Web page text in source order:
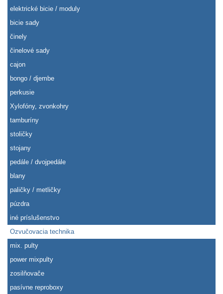
elektrické bicie / moduly
bicie sady
činely
činelové sady
cajon
bongo / djembe
perkusie
Xylofóny, zvonkohry
tamburíny
stoličky
stojany
pedále / dvojpedále
blany
paličky / metličky
púzdra
iné príslušenstvo
Ozvučovacia technika
mix. pulty
power mixpulty
zosilňovače
pasívne reproboxy